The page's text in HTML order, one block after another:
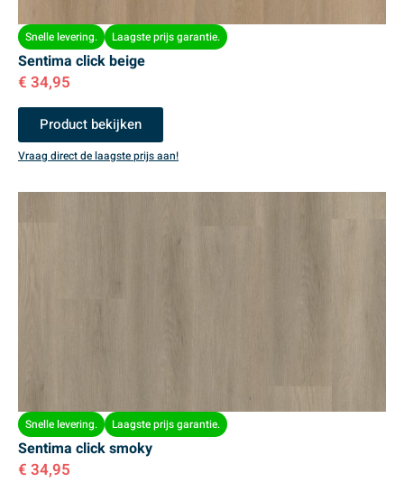
Snelle levering. Laagste prijs garantie.
Sentima click beige
€ 34,95
Product bekijken
Vraag direct de laagste prijs aan!
Snelle levering. Laagste prijs garantie.
Sentima click smoky
€ 34,95